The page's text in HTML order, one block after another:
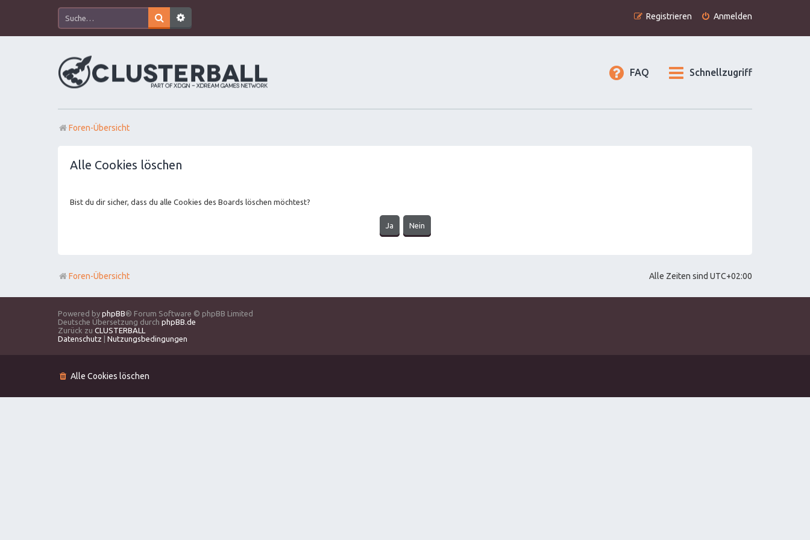
Anmelden
Registrieren
Schnellzugriff
FAQ
Foren-Übersicht
Alle Cookies löschen
Bist du dir sicher, dass du alle Cookies des Boards löschen möchtest?
Alle Zeiten sind UTC+02:00
Foren-Übersicht
Powered by phpBB® Forum Software © phpBB Limited
Deutsche Übersetzung durch phpBB.de
Zurück zu CLUSTERBALL
Datenschutz
Nutzungsbedingungen
Alle Cookies löschen